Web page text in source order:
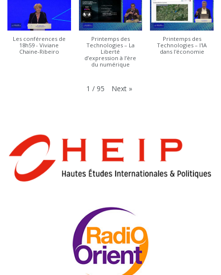
Les conférences de
18h59 - Viviane
Chaine-Ribeiro
Printemps des
Technologies – La
Liberté
d’expression à l’ère
du numérique
Printemps des
Technologies – l'IA
dans l'économie
1 / 95 Next »